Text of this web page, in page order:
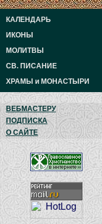
КАЛЕНДАРЬ
ИКОНЫ
МОЛИТВЫ
СВ. ПИСАНИЕ
ХРАМЫ и МОНАСТЫРИ
ВЕБМАСТЕРУ
ПОДПИСКА
О САЙТЕ